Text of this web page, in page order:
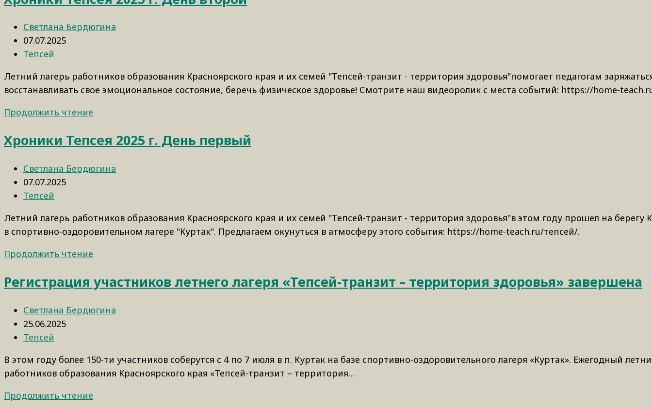
Светлана Бердюгина
07.07.2025
Тепсей
Летний лагерь работников образования Красноярского края и их семей "Тепсей-транзит - территория здоровья"помогает педагогам
восстанавливать свое эмоциональное состояние, беречь физическое здоровье! Смотрите наш видеоролик с места событий: https://home-
Продолжить чтение
Хроники Тепсея 2025 г. День первый
Светлана Бердюгина
07.07.2025
Тепсей
Летний лагерь работников образования Красноярского края и их семей "Тепсей-транзит - территория здоровья"в этом году прошел на берегу
в спортивно-оздоровительном лагере "Куртак". Предлагаем окунуться в атмосферу этого события: https://home-teach.ru/тепсей/.
Продолжить чтение
Регистрация участников летнего лагеря «Тепсей-транзит – территория здоровья» завершена
Светлана Бердюгина
25.06.2025
Тепсей
В этом году более 150-ти участников соберутся с 4 по 7 июля в п. Куртак на базе спортивно-оздоровительного лагеря «Куртак». Ежегодный
работников образования Красноярского края «Тепсей-транзит – территория…
Продолжить чтение